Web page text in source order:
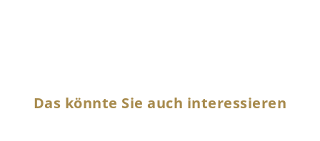
Das könnte Sie auch interessieren